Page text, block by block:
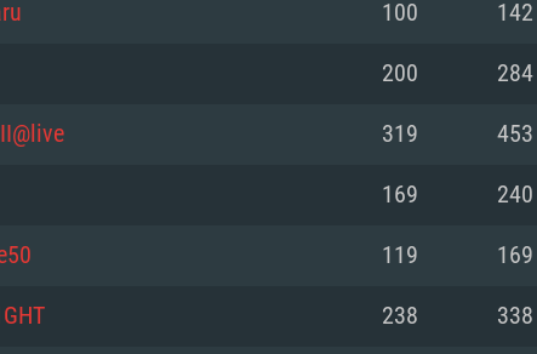
100 142
200 284
319 453
169 240
119 169
238 338